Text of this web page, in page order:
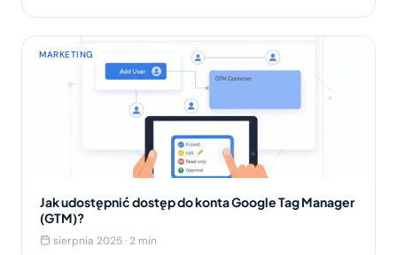
MARKETING
Jak udostępnić dostęp do konta Google Tag Manager
(GTM)?
sierpnia 2025 · 2 min